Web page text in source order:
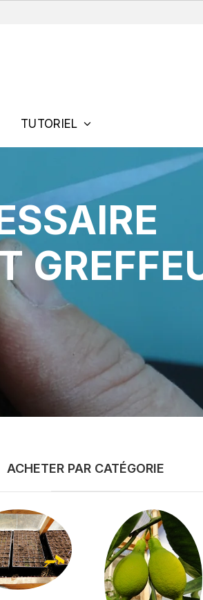
TUTORIEL
ACHETER PAR CATÉGORIE